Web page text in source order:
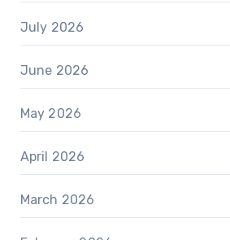
July 2026
June 2026
May 2026
April 2026
March 2026